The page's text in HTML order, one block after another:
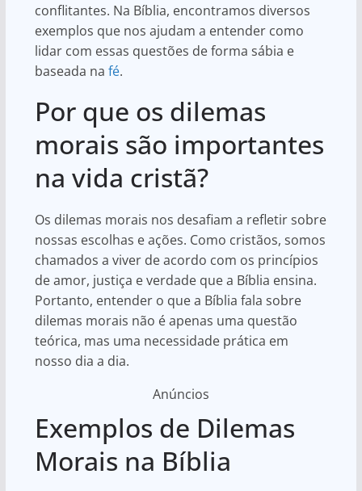
conflitantes. Na Bíblia, encontramos diversos
exemplos que nos ajudam a entender como
lidar com essas questões de forma sábia e
baseada na fé.
Por que os dilemas
morais são importantes
na vida cristã?
Os dilemas morais nos desafiam a refletir sobre
nossas escolhas e ações. Como cristãos, somos
chamados a viver de acordo com os princípios
de amor, justiça e verdade que a Bíblia ensina.
Portanto, entender o que a Bíblia fala sobre
dilemas morais não é apenas uma questão
teórica, mas uma necessidade prática em
nosso dia a dia.
Anúncios
Exemplos de Dilemas
Morais na Bíblia